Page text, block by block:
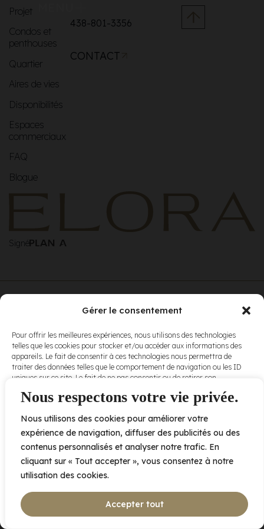
Nous respectons votre vie privée.
Nous utilisons des cookies pour améliorer votre
expérience de navigation, diffuser des publicités ou des
contenus personnalisés et analyser notre trafic. En
cliquant sur « Tout accepter », vous consentez à notre
utilisation des cookies.
Accepter tout
Gérer le consentement
Pour offrir les meilleures expériences, nous utilisons des technologies
telles que les cookies pour stocker et/ou accéder aux informations des
appareils. Le fait de consentir à ces technologies nous permettra de
traiter des données telles que le comportement de navigation ou les ID
uniques sur ce site. Le fait de ne pas consentir ou de retirer son
et fonctions.
Accepter
Refuser
Projet
Condos et
penthouses
Quartier
Aires de vies
Disponibilités
Espaces
commerciaux
FAQ
Blogue
438-801-3356
CONTACT
Signé
conditions
d’utilisationet
nospolitiques
de
confidentialité .
2005 av. de Bois-de-Boulogne, Laval QC H7N 0J7